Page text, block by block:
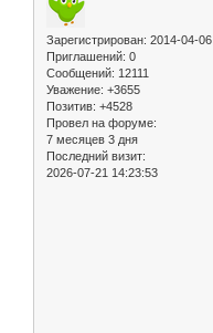
Зарегистрирован: 2014-04-06
Приглашений: 0
Сообщений: 12111
Уважение: +3655
Позитив: +4528
Провел на форуме:
7 месяцев 3 дня
Последний визит:
2026-07-21 14:23:53